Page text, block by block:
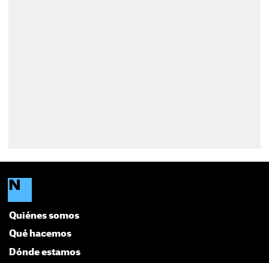
Quiénes somos
Qué hacemos
Dónde estamos